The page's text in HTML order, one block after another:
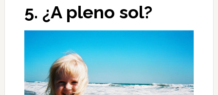
5. ¿A pleno sol?